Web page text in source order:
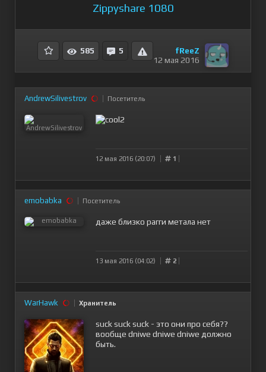
Zippyshare 1080
585 5
fReeZ
12 мая 2016
AndrewSilivestrov Посетитель
12 мая 2016 (20:07) 1
emobabka Посетитель
даже близко рагги метала нет
13 мая 2016 (04:02) 2
WarHawk Хранитель
suck suck suck - это они про себя??
вообще dniwe dniwe dniwe должно
быть.